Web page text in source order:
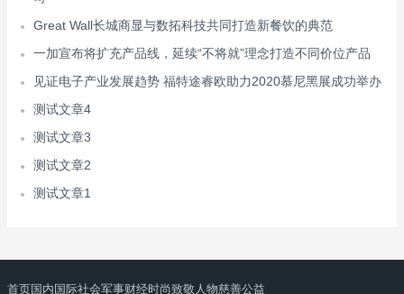
Great Wall长城商显与数拓科技共同打造新餐饮的典范
一加宣布将扩充产品线，延续“不将就”理念打造不同价位产品
见证电子产业发展趋势 福特途睿欧助力2020慕尼黑展成功举办
测试文章4
测试文章3
测试文章2
测试文章1
首页国内 国际社会军事财经时尚致敬人物慈善公益